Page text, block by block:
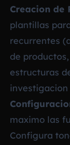
Creacion de
plantillas
recurrentes
de
estructuras
investigacion
maximo las
Configura